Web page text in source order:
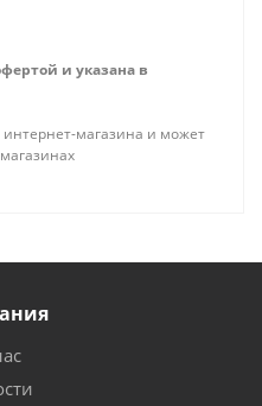
и указана в
магазина и может